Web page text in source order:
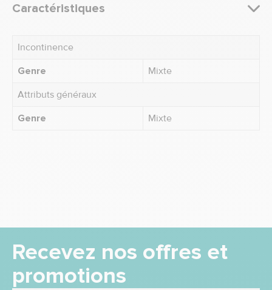
Caractéristiques
Incontinence
Genre
Mixte
Attributs généraux
Genre
Mixte
Recevez nos offres et
promotions